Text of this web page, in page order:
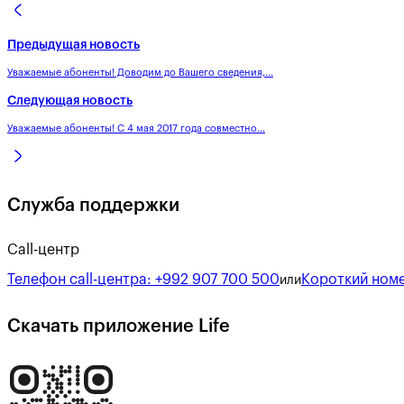
Предыдущая новость
Уважаемые абоненты! Доводим до Вашего сведения,...
Следующая новость
Уважаемые абоненты! С 4 мая 2017 года совместно...
Служба поддержки
Call-центр
Телефон call-центра: +992 907 700 500или Короткий
Скачать приложение Life